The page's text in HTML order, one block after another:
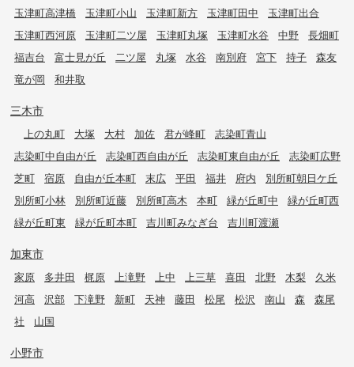
玉津町高津橋
玉津町小山 玉津町新方 玉津町田中
玉津町出合
玉津町西河原
玉津町二ツ屋 玉津町丸塚 玉津町水谷 中野
長畑町
福吉台
富士見が丘 二ツ屋 丸塚 水谷 南別府 宮下 持子
森友
竜が岡
和井取
三木市
上の丸町 大塚 大村 加佐 君が峰町
志染町青山
志染町中自由が丘
志染町西自由が丘 志染町東自由が丘
志染町広野
芝町
宿原 自由が丘本町 末広 平田 福井 府内
別所町朝日ケ丘
別所町小林
別所町近藤 別所町高木 本町 緑が丘町中
緑が丘町西
緑が丘町東
緑が丘町本町 吉川町みなぎ台 吉川町渡瀬
加東市
家原 多井田 梶原 上滝野 上中 上三草 喜田 北野 木梨
久米
河高
沢部 下滝野 新町 天神 藤田 松尾 松沢 南山 森
森尾
社
山国
小野市